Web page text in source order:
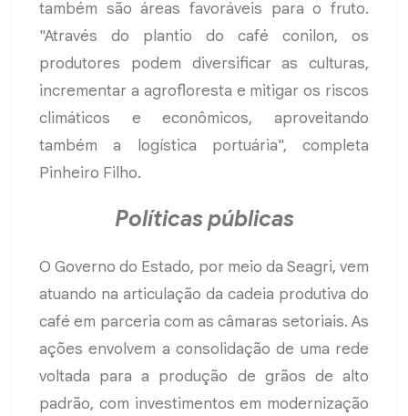
também são áreas favoráveis para o fruto.
"Através do plantio do café conilon, os
produtores podem diversificar as culturas,
incrementar a agrofloresta e mitigar os riscos
climáticos e econômicos, aproveitando
também a logística portuária", completa
Pinheiro Filho.
Políticas públicas
O Governo do Estado, por meio da Seagri, vem
atuando na articulação da cadeia produtiva do
café em parceria com as câmaras setoriais. As
ações envolvem a consolidação de uma rede
voltada para a produção de grãos de alto
padrão, com investimentos em modernização